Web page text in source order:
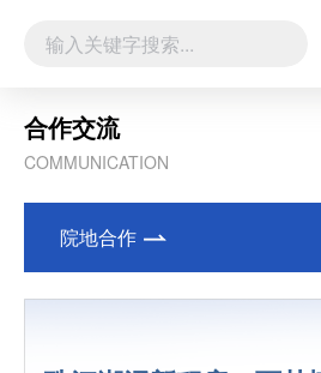
合作交流
COMMUNICATION
院地合作